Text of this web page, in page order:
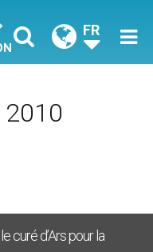
FR
curé d’Ars pour la